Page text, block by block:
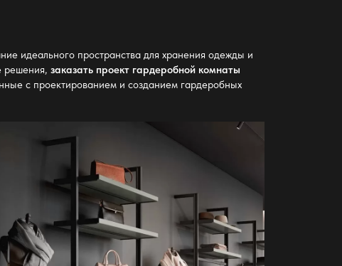
идеального пространства для хранения одежды и
решения,заказать проект гардеробной комнаты
с проектированием и созданием гардеробных